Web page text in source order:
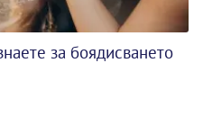
за боядисването